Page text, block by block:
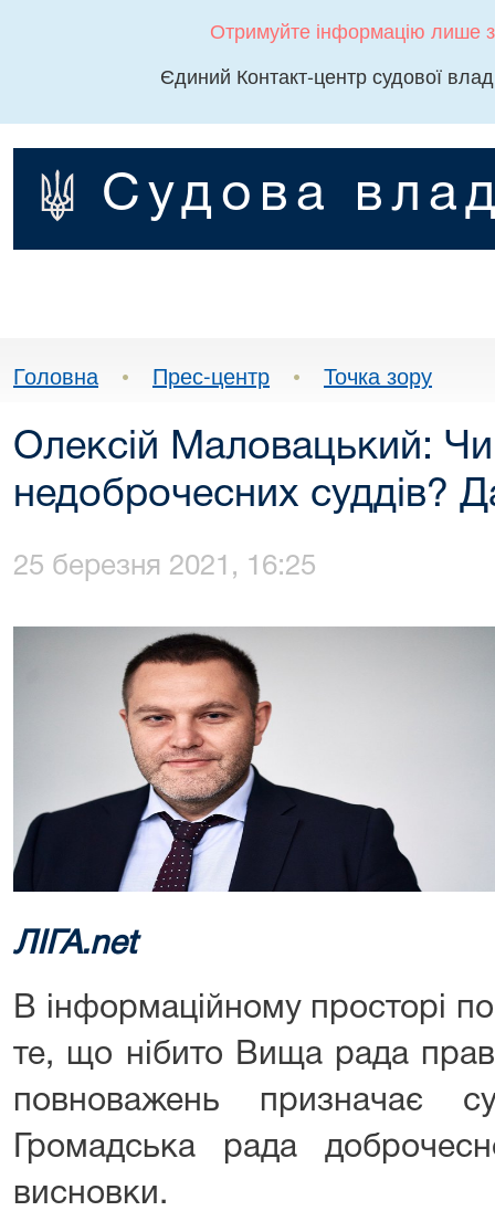
Отримуйте інформацію лише
Єдиний Контакт-центр судової
Судова
Головна • Прес-центр • Точка зору
Олексій Маловацький:
недоброчесних суддів?
25 березня 2021, 16:25
ЛІГА.net
В інформаційному просторі
те, що нібито Вища рада
повноважень призначає
Громадська рада
висновки.